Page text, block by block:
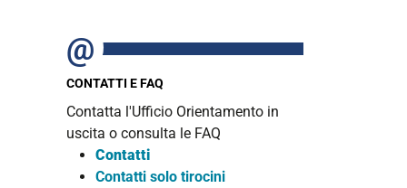
CONTATTI E FAQ
Contatta l'Ufficio Orientamento in
uscita o consulta le FAQ
Contatti
Contatti solo tirocini